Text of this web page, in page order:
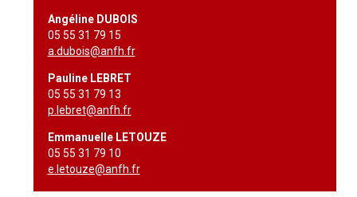
Angéline DUBOIS
05 55 31 79 15
a.dubois@anfh.fr
Pauline LEBRET
05 55 31 79 13
p.lebret@anfh.fr
Emmanuelle LETOUZE
05 55 31 79 10
e.letouze@anfh.fr